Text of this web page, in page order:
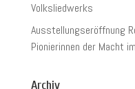
Volksliedwerks
Ausstellungseröffnung
Pionierinnen der Macht
Archiv